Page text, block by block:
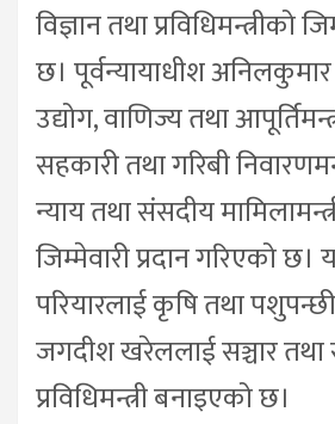
विज्ञान तथा प्रविधिमन्त्रीको
छ। पूर्वन्यायाधीश अनिलकुमार
उद्योग, वाणिज्य तथा
सहकारी तथा गरिबी
न्याय तथा संसदीय
जिम्मेवारी प्रदान गरिएको छ।
परियारलाई कृषि तथा
जगदीश खरेललाई सञ्चार
प्रविधिमन्त्री बनाइएको छ।